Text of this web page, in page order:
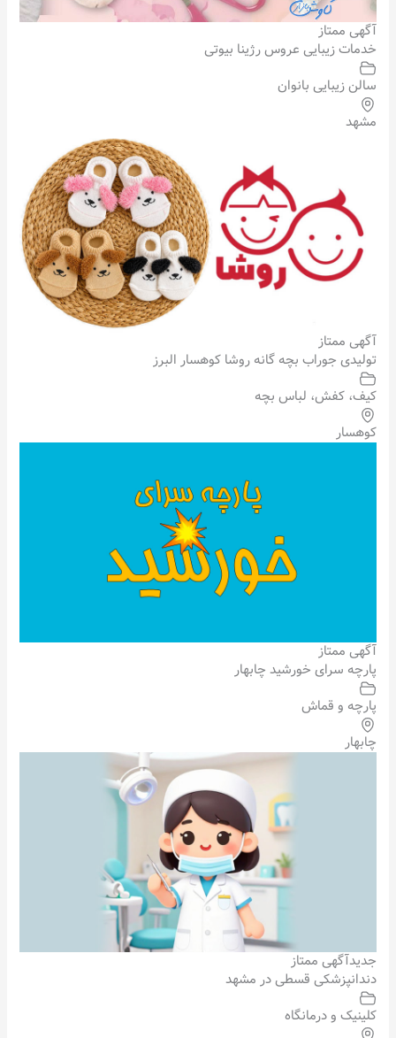
آگهی ممتاز
خدمات زیبایی عروس رژینا بیوتی
سالن زیبایی بانوان
مشهد
آگهی ممتاز
تولیدی جوراب بچه گانه روشا کوهسار البرز
کیف، کفش، لباس بچه
کوهسار
آگهی ممتاز
پارچه سرای خورشید چابهار
پارچه و قماش
چابهار
جدیدآگهی ممتاز
دندانپزشکی قسطی در مشهد
کلینیک و درمانگاه